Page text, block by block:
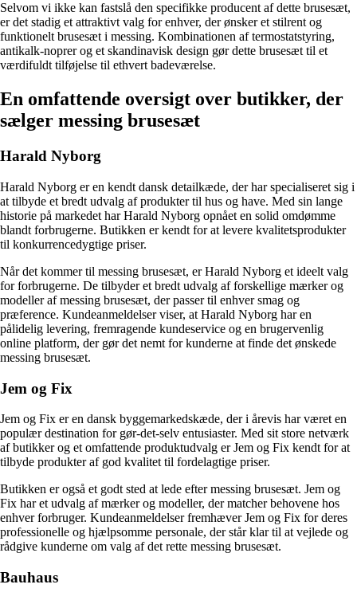
Selvom vi ikke kan fastslå den specifikke producent af dette brusesæt,
er det stadig et attraktivt valg for enhver, der ønsker et stilrent og
funktionelt brusesæt i messing. Kombinationen af termostatstyring,
antikalk-noprer og et skandinavisk design gør dette brusesæt til et
værdifuldt tilføjelse til ethvert badeværelse.
En omfattende oversigt over butikker, der
sælger messing brusesæt
Harald Nyborg
Harald Nyborg er en kendt dansk detailkæde, der har specialiseret sig i
at tilbyde et bredt udvalg af produkter til hus og have. Med sin lange
historie på markedet har Harald Nyborg opnået en solid omdømme
blandt forbrugerne. Butikken er kendt for at levere kvalitetsprodukter
til konkurrencedygtige priser.
Når det kommer til messing brusesæt, er Harald Nyborg et ideelt valg
for forbrugerne. De tilbyder et bredt udvalg af forskellige mærker og
modeller af messing brusesæt, der passer til enhver smag og
præference. Kundeanmeldelser viser, at Harald Nyborg har en
pålidelig levering, fremragende kundeservice og en brugervenlig
online platform, der gør det nemt for kunderne at finde det ønskede
messing brusesæt.
Jem og Fix
Jem og Fix er en dansk byggemarkedskæde, der i årevis har været en
populær destination for gør-det-selv entusiaster. Med sit store netværk
af butikker og et omfattende produktudvalg er Jem og Fix kendt for at
tilbyde produkter af god kvalitet til fordelagtige priser.
Butikken er også et godt sted at lede efter messing brusesæt. Jem og
Fix har et udvalg af mærker og modeller, der matcher behovene hos
enhver forbruger. Kundeanmeldelser fremhæver Jem og Fix for deres
professionelle og hjælpsomme personale, der står klar til at vejlede og
rådgive kunderne om valg af det rette messing brusesæt.
Bauhaus